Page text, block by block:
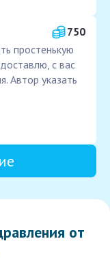
750
простенькую
с вас
Автор указать
от